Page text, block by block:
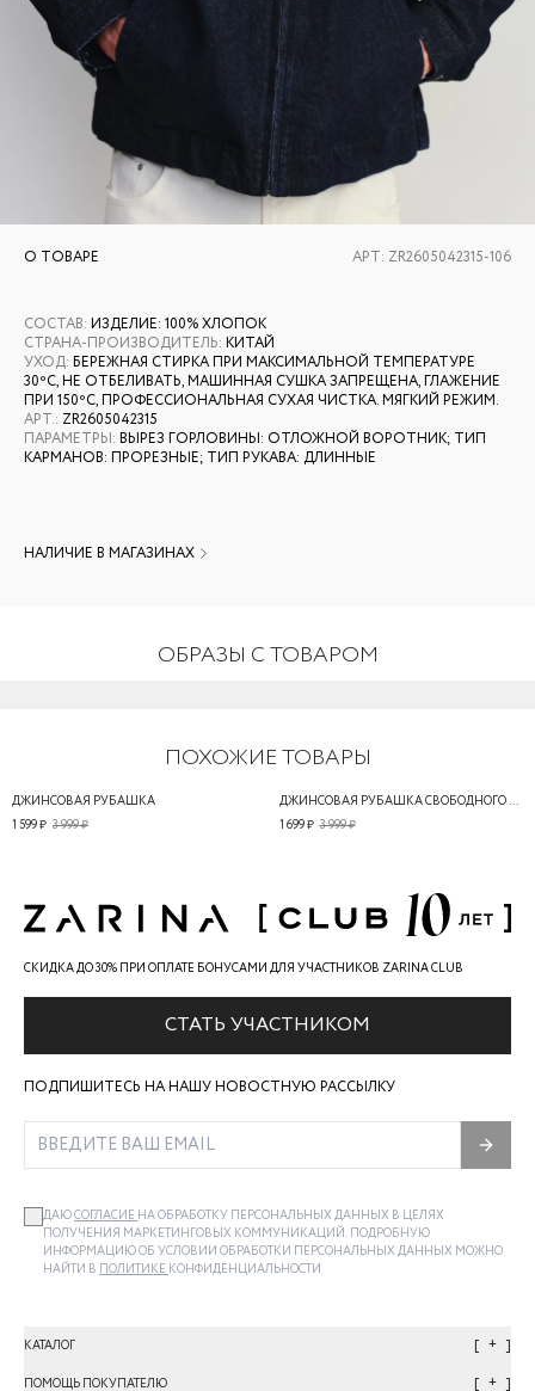
О ТОВАРЕ АРТ: ZR2605042315-106
СОСТАВ: ИЗДЕЛИЕ: 100% ХЛОПОК
СТРАНА-ПРОИЗВОДИТЕЛЬ: КИТАЙ
УХОД: БЕРЕЖНАЯ СТИРКА ПРИ МАКСИМАЛЬНОЙ ТЕМПЕРАТУРЕ
30ºС, НЕ ОТБЕЛИВАТЬ, МАШИННАЯ СУШКА ЗАПРЕЩЕНА, ГЛАЖЕНИЕ
ПРИ 150ºС, ПРОФЕССИОНАЛЬНАЯ СУХАЯ ЧИСТКА. МЯГКИЙ РЕЖИМ.
АРТ.: ZR2605042315
ПАРАМЕТРЫ: ВЫРЕЗ ГОРЛОВИНЫ: ОТЛОЖНОЙ ВОРОТНИК; ТИП
КАРМАНОВ: ПРОРЕЗНЫЕ; ТИП РУКАВА: ДЛИННЫЕ
НАЛИЧИЕ В МАГАЗИНАХ
ОБРАЗЫ С ТОВАРОМ
ПОХОЖИЕ ТОВАРЫ
ДЖИНСОВАЯ РУБАШКА
3 999 ₽
1 599 ₽
ДЖИНСОВАЯ РУБАШКА СВОБОДНОГО КРОЯ
3 999 ₽
1 699 ₽
СКИДКА ДО 30% ПРИ ОПЛАТЕ БОНУСАМИ ДЛЯ УЧАСТНИКОВ ZARINA CLUB
СТАТЬ УЧАСТНИКОМ
ПОДПИШИТЕСЬ НА НАШУ НОВОСТНУЮ РАССЫЛКУ
ДАЮСОГЛАСИЕ НА ОБРАБОТКУ ПЕРСОНАЛЬНЫХ ДАННЫХ В ЦЕЛЯХ
ПОЛУЧЕНИЯ МАРКЕТИНГОВЫХ КОММУНИКАЦИЙ. ПОДРОБНУЮ
ИНФОРМАЦИЮ ОБ УСЛОВИИ ОБРАБОТКИ ПЕРСОНАЛЬНЫХ ДАННЫХ МОЖНО
НАЙТИ В ПОЛИТИКЕ КОНФИДЕНЦИАЛЬНОСТИ
КАТАЛОГ +
ПОМОЩЬ ПОКУПАТЕЛЮ +